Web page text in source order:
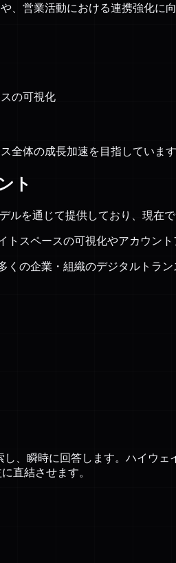
営業活動における連携強化に
の可視化
全体の成長加速を目指しています
ト
を通じて提供しており、現在
スペースの可視化やアカウン
の企業・組織のデジタルトラ
、瞬時に回答します。ハイウェ
直結させます。